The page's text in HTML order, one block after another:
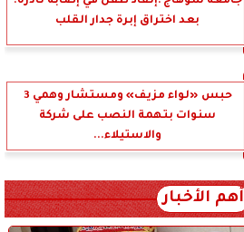
بعد اختراق إبرة جدار القلب
حبس «لواء مزيف» ومستشار وهمي 3
سنوات بتهمة النصب على شركة
والاستيلاء...
أهم الأخبار